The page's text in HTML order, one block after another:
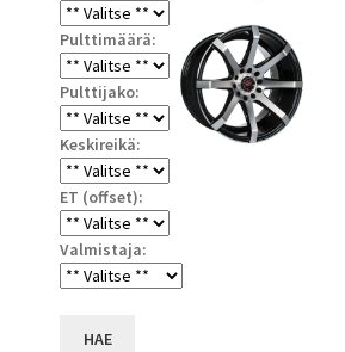
Pulttimäärä:
Pulttijako:
Keskireikä:
ET (offset):
Valmistaja:
HAE